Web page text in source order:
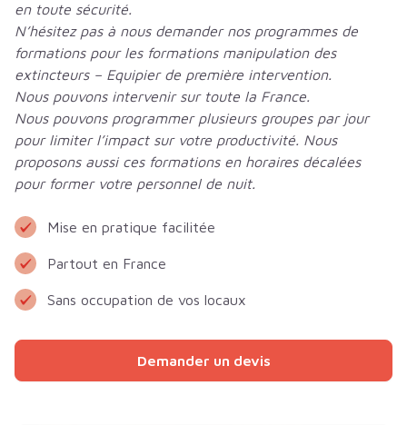
en toute sécurité.
N’hésitez pas à nous demander nos programmes de
formations pour les formations manipulation des
extincteurs – Equipier de première intervention.
Nous pouvons intervenir sur toute la France.
Nous pouvons programmer plusieurs groupes par jour
pour limiter l’impact sur votre productivité. Nous
proposons aussi ces formations en horaires décalées
pour former votre personnel de nuit.
Mise en pratique facilitée
Partout en France
Sans occupation de vos locaux
Demander un devis